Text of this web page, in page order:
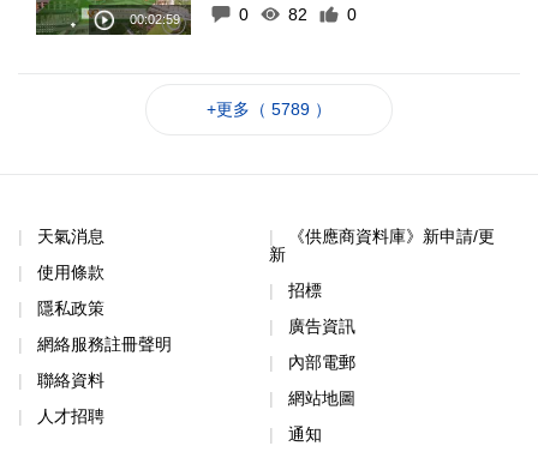
0
82 0
+更多（ 5789 ）
天氣消息
使用條款
隱私政策
網絡服務註冊聲明
聯絡資料
人才招聘
《供應商資料庫》新申請/更
新
招標
廣告資訊
內部電郵
網站地圖
通知